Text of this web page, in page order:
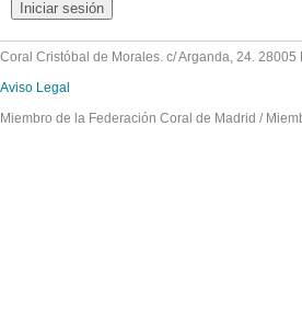
Coral Cristóbal de Morales. c/ Arganda, 24.
Aviso Legal
Miembro de la Federación Coral de Madrid /